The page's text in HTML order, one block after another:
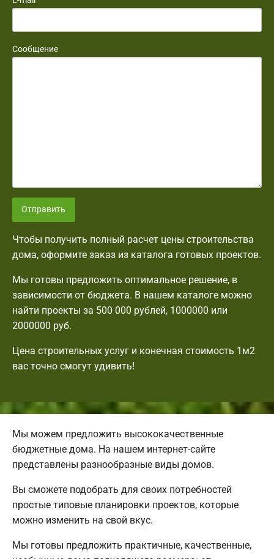
Сообщение
Отправить
Чтобы получить полный расчет цены строительства
дома, оформите заказ из каталога готовых проектов.
Мы готовы предложить оптимальное решение, в
зависимости от бюджета. В нашем каталоге можно
найти проекты за 500 000 рублей, 1000000 или
2000000 руб.
Цена строительных услуг и конечная стоимость 1м2
вас точно смогут удивить!
Мы можем предложить высококачественные
бюджетные дома. На нашем интернет-сайте
представлены разнообразные виды домов.
Вы сможете подобрать для своих потребностей
простые типовые планировки проектов, которые
можно изменить на свой вкус.
Мы готовы предложить практичные, качественные,